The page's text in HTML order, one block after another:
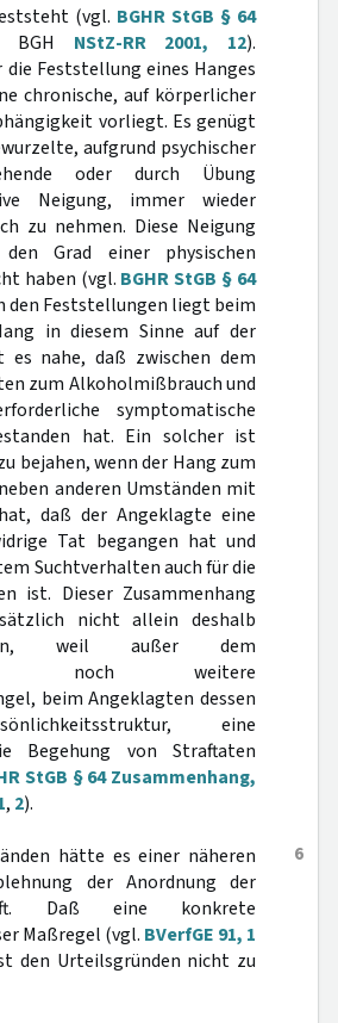
(vgl. BGHR StGB § 64
BGH NStZ-RR 2001, 12).
Feststellung eines Hanges
chronische, auf körperlicher
vorliegt. Es genügt
aufgrund psychischer
oder durch Übung
Neigung, immer wieder
zu nehmen. Diese Neigung
Grad einer physischen
haben (vgl. BGHR StGB § 64
den Feststellungen liegt beim
in diesem Sinne auf der
es nahe, daß zwischen dem
zum Alkoholmißbrauch und
symptomatische
hat. Ein solcher ist
bejahen, wenn der Hang zum
anderen Umständen mit
daß der Angeklagte eine
Tat begangen hat und
Suchtverhalten auch für die
ist. Dieser Zusammenhang
nicht allein deshalb
weil außer dem
noch weitere
beim Angeklagten dessen
eine
Begehung von Straftaten
StGB § 64 Zusammenhang,
, 2).
6
hätte es einer näheren
der Anordnung der
Daß eine konkrete
Maßregel (vgl. BVerfGE 91, 1
den Urteilsgründen nicht zu